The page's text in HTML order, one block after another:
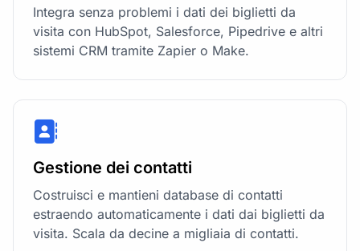
Integra senza problemi i dati dei biglietti da
visita con HubSpot, Salesforce, Pipedrive e altri
sistemi CRM tramite Zapier o Make.
Gestione dei contatti
Costruisci e mantieni database di contatti
estraendo automaticamente i dati dai biglietti da
visita. Scala da decine a migliaia di contatti.